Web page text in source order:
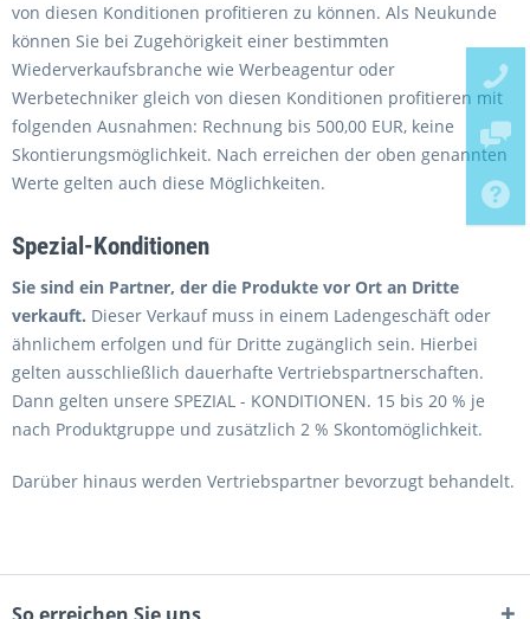
von diesen Konditionen profitieren zu können. Als Neukunde
können Sie bei Zugehörigkeit einer bestimmten
Wiederverkaufsbranche wie Werbeagentur oder
Werbetechniker gleich von diesen Konditionen profitieren mit
folgenden Ausnahmen: Rechnung bis 500,00 EUR, keine
Skontierungsmöglichkeit. Nach erreichen der oben genannten
Werte gelten auch diese Möglichkeiten.
Spezial-Konditionen
Sie sind ein Partner, der die Produkte vor Ort an Dritte
verkauft. Dieser Verkauf muss in einem Ladengeschäft oder
ähnlichem erfolgen und für Dritte zugänglich sein. Hierbei
gelten ausschließlich dauerhafte Vertriebspartnerschaften.
Dann gelten unsere SPEZIAL - KONDITIONEN. 15 bis 20 % je
nach Produktgruppe und zusätzlich 2 % Skontomöglichkeit.
Darüber hinaus werden Vertriebspartner bevorzugt behandelt.